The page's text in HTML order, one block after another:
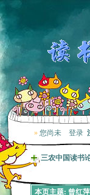
» 您尚未 登录
三农中国读书
本页主题: 曾红